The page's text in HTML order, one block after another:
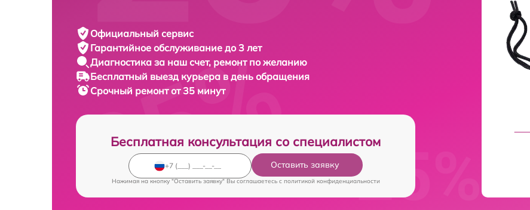
Официальный сервис
Гарантийное обслуживание до 3 лет
Диагностика за наш счет, ремонт по желанию
Бесплатный выезд курьера в день обращения
Срочный ремонтот 35 минут
Бесплатная консультация со специалистом
Оставить заявку
Нажимая на кнопку "Оставить заявку" Вы соглашаетесь c политикой конфиденциальности